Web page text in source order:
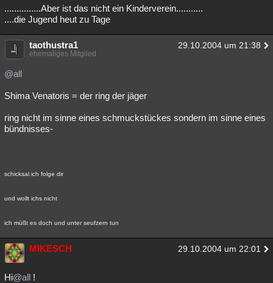
...............Aber ist das nicht ein Kinderverein...........
....die Jugend heut zu Tage
taothustra1 29.10.2004 um 21:38
ehemaliges Mitglied
@all
Shima Venatoris = der ring der jäger
ring nicht im sinne eines schmuckstückes sondern im sinne eines
bündnisses-
schicksal ich folge dir
und wollt ichs nicht
ich müßt es doch und unter seufzern tun
MIKESCH 29.10.2004 um 22:01
Hi@all !